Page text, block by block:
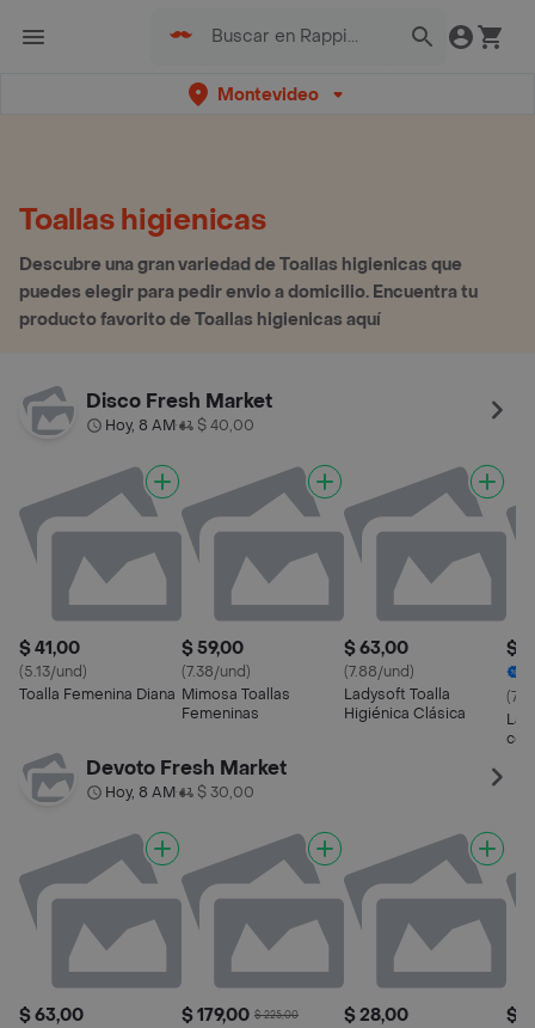
Montevideo
Toallas higienicas
Descubre una gran variedad de Toallas higienicas que
puedes elegir para pedir envio a domicilio. Encuentra tu
producto favorito de Toallas higienicas aquí
Disco Fresh Market
Hoy, 8 AM• $ 40,00
$ 41,00
(5.13/und)
Toalla Femenina Diana
$ 59,00
(7.38/und)
Mimosa Toallas
Femeninas
$ 63,00
(7.88/und)
Ladysoft Toalla
Higiénica Clásica
$
Devoto Fresh Market
Hoy, 8 AM• $ 30,00
$ 63,00 $ 179,00 $ 225,00 $ 28,00 $